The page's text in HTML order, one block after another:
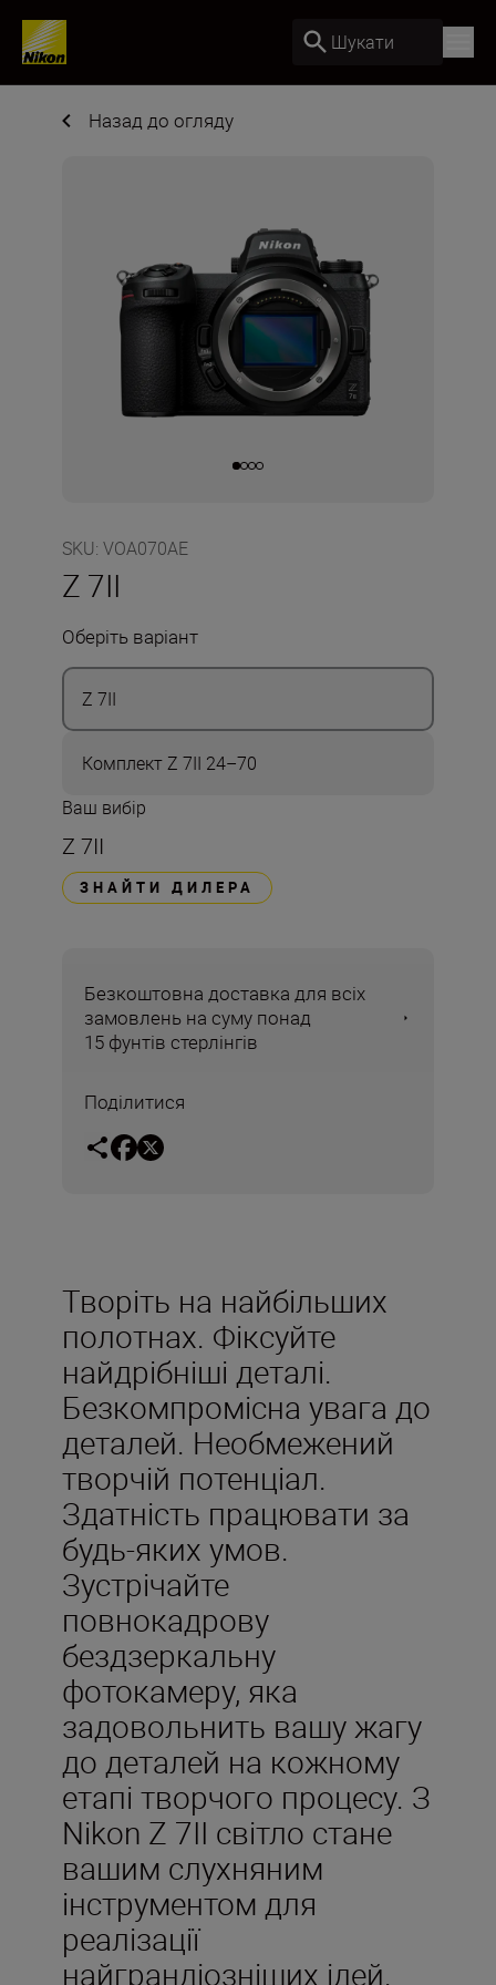
Шукати
Назад до огляду
SKU: VOA070AE
Z 7II
Оберіть варіант
Z 7II
Комплект Z 7II 24–70
Ваш вибір
Z 7II
ЗНАЙТИ ДИЛЕРА
Безкоштовна доставка для всіх
замовлень на суму понад
15 фунтів стерлінгів
Поділитися
Творіть на найбільших
полотнах. Фіксуйте
найдрібніші деталі.
Безкомпромісна увага до
деталей. Необмежений
творчій потенціал.
Здатність працювати за
будь-яких умов.
Зустрічайте
повнокадрову
бездзеркальну
фотокамеру, яка
задовольнить вашу жагу
до деталей на кожному
етапі творчого процесу. З
Nikon Z 7II світло стане
вашим слухняним
інструментом для
реалізації
найграндіозніших ідей.